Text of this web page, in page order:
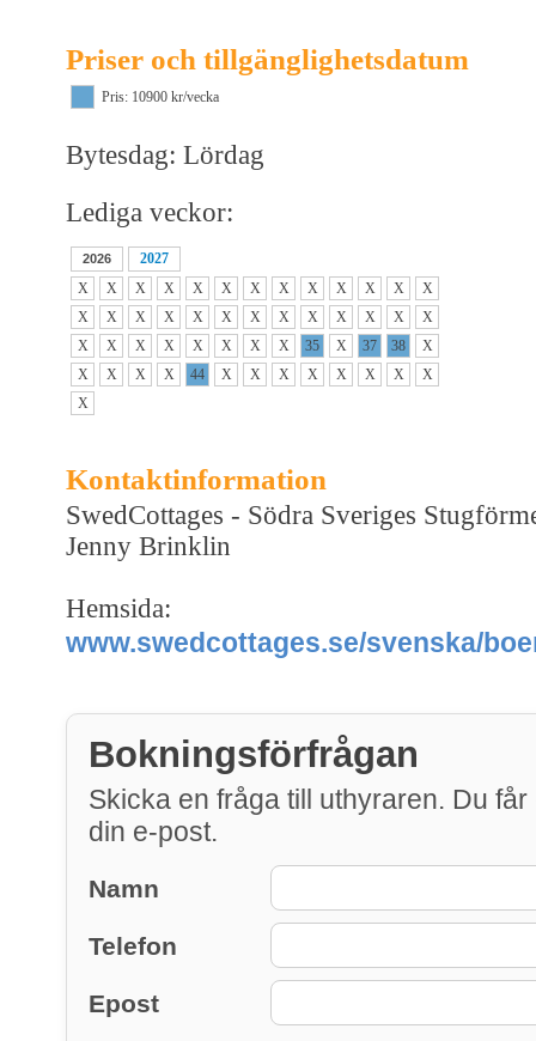
Priser och tillgänglighetsdatum
Pris: 10900 kr/vecka
Bytesdag: Lördag
Lediga veckor:
2026
2027
X
X X X X X X X X X X X
X
X
X X X X X X X X X X X
X
X
X X X X X X X 35 X 37 38
X
X
X X X 44 X X X X X X X
X
X
Kontaktinformation
SwedCottages - Södra Sveriges
Jenny Brinklin
Hemsida:
www.swedcottages.se/svenska/
Bokningsförfrågan
Skicka en fråga till uthyraren. Du får
din e-post.
Namn
Telefon
Epost